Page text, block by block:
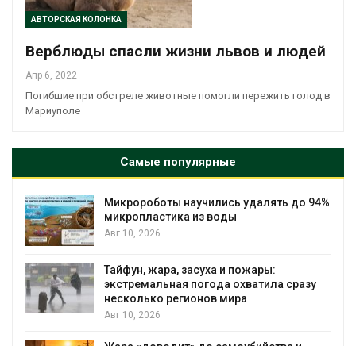
АВТОРСКАЯ КОЛОНКА
Верблюды спасли жизни львов и людей
Апр 6, 2022
Погибшие при обстреле животные помогли пережить голод в
Мариуполе
Самые популярные
до 94%
сразу
Южная Корея ускорит развитие
солнечной энергетики из-за роста
спроса со стороны ИИ
Приток воды в водохранилища
Камы в августе может превысить
почти в полтора раза